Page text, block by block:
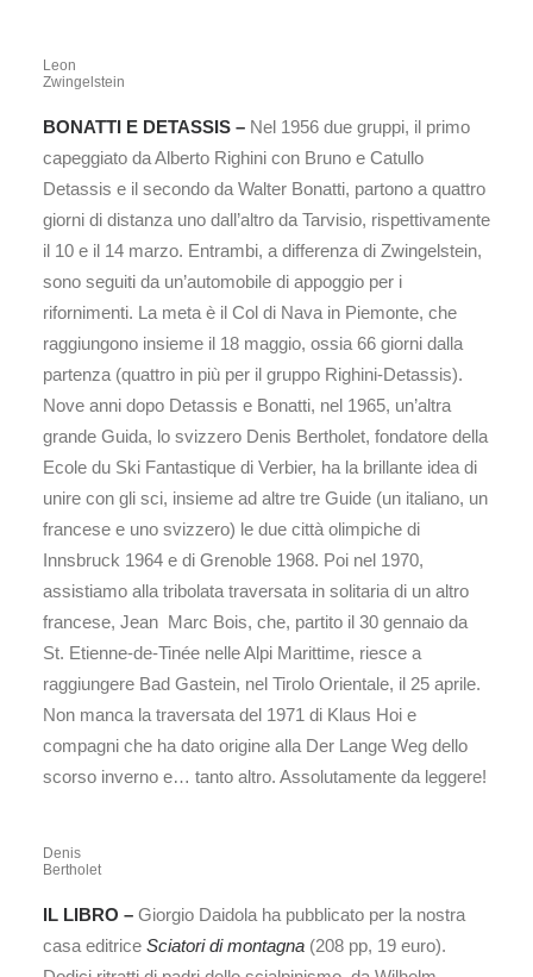
Leon
Zwingelstein
BONATTI E DETASSIS – Nel 1956 due gruppi, il primo
capeggiato da Alberto Righini con Bruno e Catullo
Detassis e il secondo da Walter Bonatti, partono a quattro
giorni di distanza uno dall’altro da Tarvisio, rispettivamente
il 10 e il 14 marzo. Entrambi, a differenza di Zwingelstein,
sono seguiti da un’automobile di appoggio per i
rifornimenti. La meta è il Col di Nava in Piemonte, che
raggiungono insieme il 18 maggio, ossia 66 giorni dalla
partenza (quattro in più per il gruppo Righini-Detassis).
Nove anni dopo Detassis e Bonatti, nel 1965, un’altra
grande Guida, lo svizzero Denis Bertholet, fondatore della
Ecole du Ski Fantastique di Verbier, ha la brillante idea di
unire con gli sci, insieme ad altre tre Guide (un italiano, un
francese e uno svizzero) le due città olimpiche di
Innsbruck 1964 e di Grenoble 1968. Poi nel 1970,
assistiamo alla tribolata traversata in solitaria di un altro
francese, Jean Marc Bois, che, partito il 30 gennaio da
St. Etienne-de-Tinée nelle Alpi Marittime, riesce a
raggiungere Bad Gastein, nel Tirolo Orientale, il 25 aprile.
Non manca la traversata del 1971 di Klaus Hoi e
compagni che ha dato origine alla Der Lange Weg dello
scorso inverno e… tanto altro. Assolutamente da leggere!
Denis
Bertholet
IL LIBRO – Giorgio Daidola ha pubblicato per la nostra
casa editrice Sciatori di montagna (208 pp, 19 euro).